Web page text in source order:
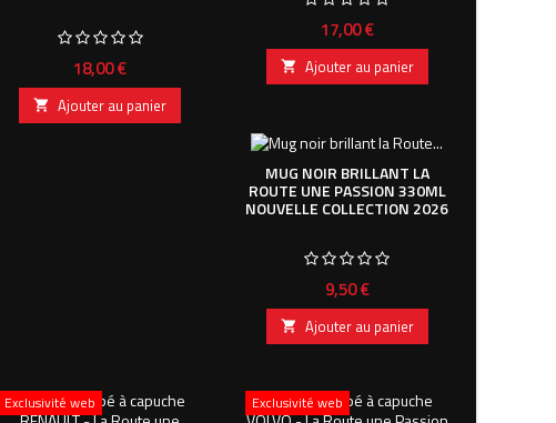
Prix
18,00 €
 Ajouter au panier
Prix
17,00 €
 Ajouter au panier
MUG NOIR BRILLANT LA
ROUTE UNE PASSION 330ML
NOUVELLE COLLECTION 2026
Prix
9,50 €
 Ajouter au panier
Exclusivité web Exclusivité web